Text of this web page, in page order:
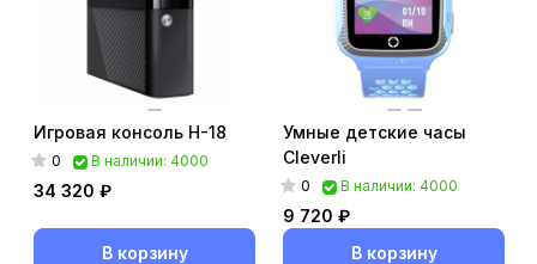
Игровая консоль H-18
0 В наличии: 4000
34 320 ₽
В корзину
Умные детские часы
Cleverli
0 В наличии: 4000
9 720 ₽
В корзину